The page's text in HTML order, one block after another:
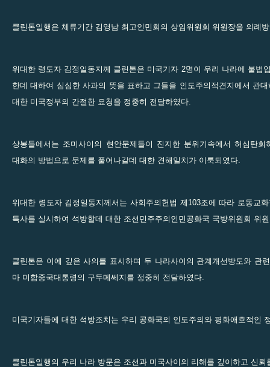
클린톤일행은 체류기간 김영남 최고인민회의 상임위원회 위원장을 의례
위대한 령도자 김정일동지께 클린톤은 미국기자 2명이 우리 나라에 불법
한데 대하여 심심한 사과의 뜻을 표하고 그들을 인도주의적견지에서 관
대한 미국정부의 간절한 요청을 정중히 전달하였다.
상봉들에서는 조미사이의 현안문제들이 진지한 분위기속에서 허심탄회
대화의 방법으로 문제를 풀어나갈데 대한 견해일치가 이룩되였다.
위대한 령도자 김정일동지께서는 사회주의헌법 제103조에 따라 로동교
특사를 실시하여 석방할데 대한 조선민주주의인민공화국 국방위원회 위
클린톤은 이에 깊은 사의를 표시하며 두 나라사이의 관계개선방도와 관
마 미합중국대통령의 구두메쎄지를 정중히 전달하였다.
미국기자들에 대한 석방조치는 우리 공화국의 인도주의와 평화애호적인
클린톤일행의 우리 나라 방문은 조선과 미국사이의 리해를 깊이하고 신